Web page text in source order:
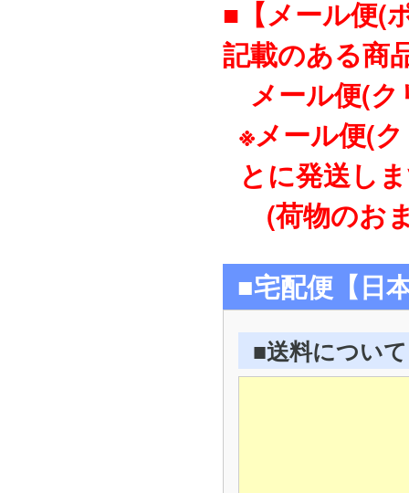
■【メール便(
記載のある商
メール便(ク
※メール便(
とに発送し
(荷物のお
■宅配便【日
■送料について